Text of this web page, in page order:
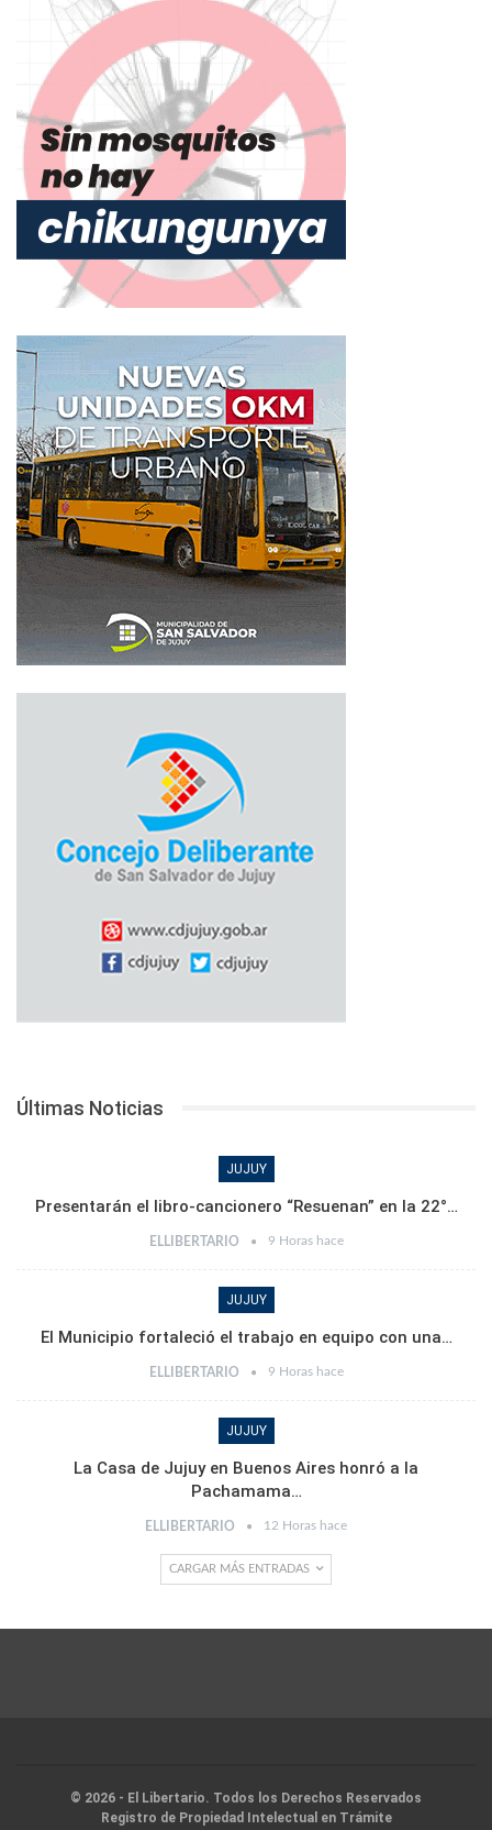
Últimas Noticias
JUJUY
Presentarán el libro-cancionero “Resuenan” en la 22°…
ELLIBERTARIO 9 Horas hace
JUJUY
El Municipio fortaleció el trabajo en equipo con una…
ELLIBERTARIO 9 Horas hace
JUJUY
La Casa de Jujuy en Buenos Aires honró a la
Pachamama…
ELLIBERTARIO 12 Horas hace
CARGAR MÁS ENTRADAS
© 2026 - El Libertario. Todos los Derechos Reservados
Registro de Propiedad Intelectual en Trámite